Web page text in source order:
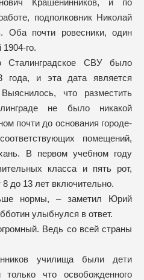
подполковник Николай
Оба почти ровесники, один
го.
Сталинградское СВУ было
года, и эта дата является
что разместить
не было никакой
почти до основания городе-
помещений,
В первом учебном году
класса и пять рот,
8 до 13 лет включительно.
нормы, – заметил Юрий
улыбнулся в ответ.
Ведь со всей страны
училища были дети
только что освобожденного